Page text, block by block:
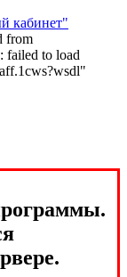
кабинет"
from
failed to load